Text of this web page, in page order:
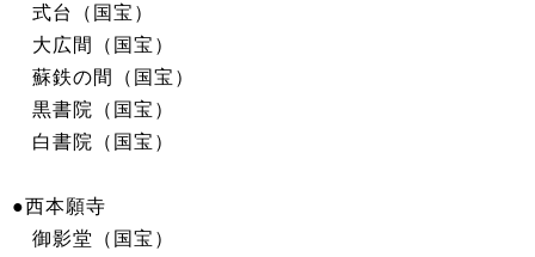
式台（国宝）
大広間（国宝）
蘇鉄の間（国宝）
黒書院（国宝）
白書院（国宝）
●西本願寺
御影堂（国宝）